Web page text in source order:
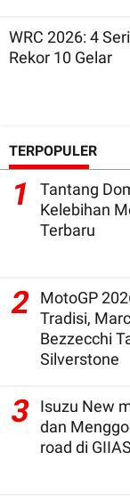
WRC 2026: 4
Rekor 10 Gelar
TERPOPULER
1
Tantang
Kelebihan
Terbaru
2
MotoGP
Tradisi,
Bezzecchi
Silverstone
3
Isuzu New
dan
road di